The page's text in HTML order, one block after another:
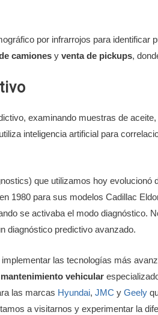
por infrarrojos para
camiones yventa de pickups,
examinando muestras de
inteligencia artificial para
que utilizamos hoy
1980 para sus modelos Cadillac
se activaba el modo diagnóstico.
diagnóstico predictivo avanzado.
las tecnologías más
mantenimiento vehicular
las marcas Hyundai,JMC yGeely
a visitarnos y experimentar la